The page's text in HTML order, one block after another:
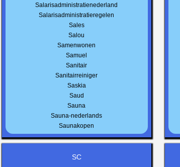
Salarisadministratienederland
Salarisadministratieregelen
Sales
Salou
Samenwonen
Samuel
Sanitair
Sanitairreiniger
Saskia
Saud
Sauna
Sauna-nederlands
Saunakopen
SC